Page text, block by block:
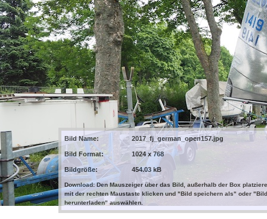
Bild Name: 2017_fj_german_open157.jpg
Bild Format: 1024 x 768
Bildgröße: 454.03 kB
Download: Den Mauszeiger über das Bild, außerhalb der Box
mit der rechten Maustaste klicken und "Bild speichern als" oder "Bild
herunterladen" auswählen.